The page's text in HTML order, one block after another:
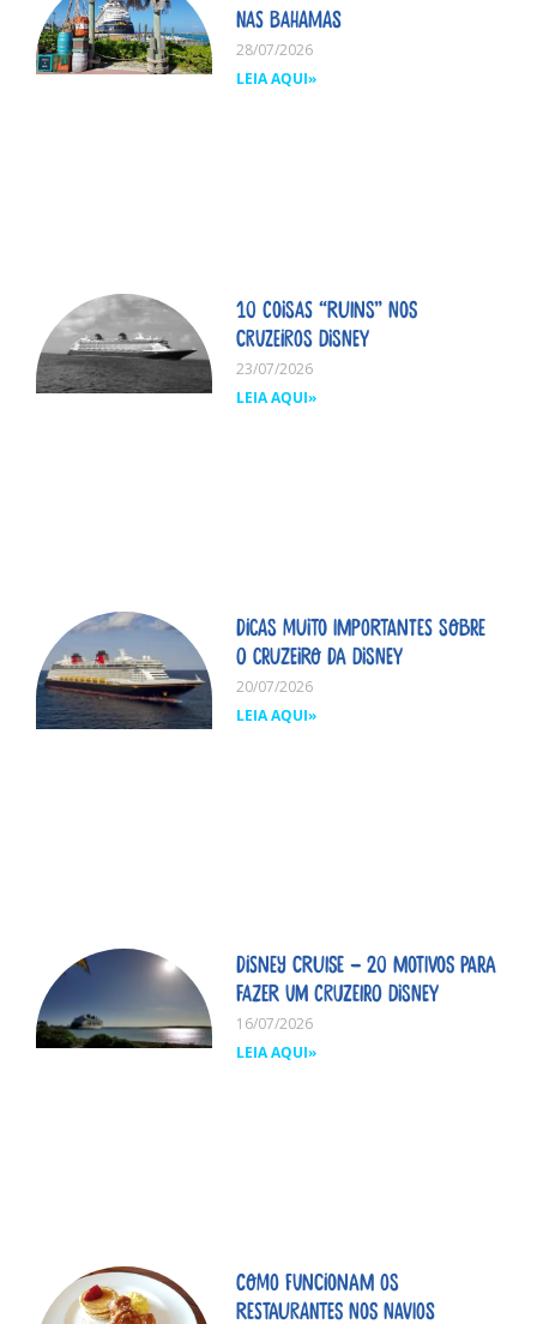
nas Bahamas
28/07/2026
LEIA AQUI»
10 coisas “ruins” nos
cruzeiros Disney
23/07/2026
LEIA AQUI»
Dicas MUITO importantes sobre
o cruzeiro da Disney
20/07/2026
LEIA AQUI»
Disney Cruise – 20 motivos para
fazer um cruzeiro Disney
16/07/2026
LEIA AQUI»
Como funcionam os
restaurantes nos navios